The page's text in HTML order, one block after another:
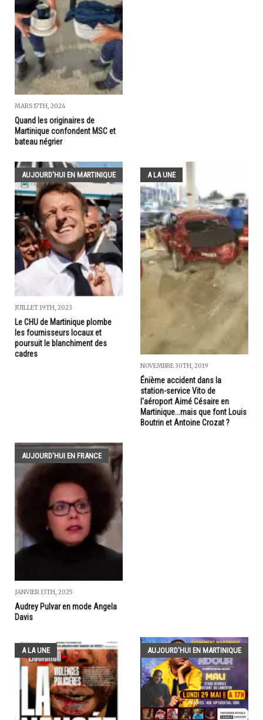
MARS 17TH, 2024
Quand les originaires de
Martinique confondent MSC et
bateau négrier
AUJOURD'HUI EN MARTINIQUE
JUILLET 19TH, 2023
Le CHU de Martinique plombe
les fournisseurs locaux et
poursuit le blanchiment des
cadres
A LA UNE
NOVEMBRE 30TH, 2019
Énième accident dans la
station-service Vito de
l'aéroport Aimé Césaire en
Martinique...mais que font Louis
Boutrin et Antoine Crozat ?
AUJOURD'HUI EN FRANCE
JANVIER 13TH, 2025
Audrey Pulvar en mode Angela
Davis
A LA UNE AUJOURD'HUI EN MARTINIQUE